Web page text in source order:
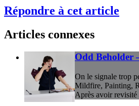
Répondre à cet article
Articles connexes
Odd Beholder
On le signale trop
Mildfire, Painting,
Après avoir